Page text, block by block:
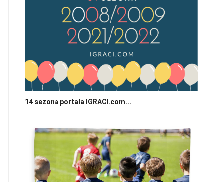
14 sezona portala IGRACI.com...